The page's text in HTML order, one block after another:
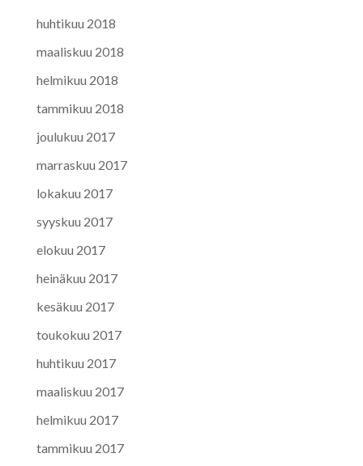
huhtikuu 2018
maaliskuu 2018
helmikuu 2018
tammikuu 2018
joulukuu 2017
marraskuu 2017
lokakuu 2017
syyskuu 2017
elokuu 2017
heinäkuu 2017
kesäkuu 2017
toukokuu 2017
huhtikuu 2017
maaliskuu 2017
helmikuu 2017
tammikuu 2017